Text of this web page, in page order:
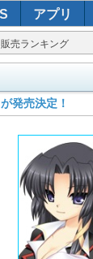
アプリ
販売ランキング
発売決定！